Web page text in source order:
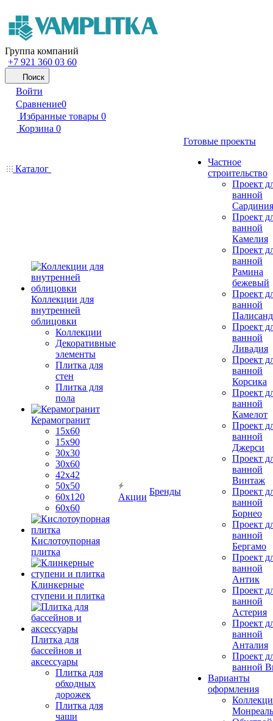
Группа компаний
+7 921 360 03 60
Поиск
Войти
Сравнение0
Избранные товары 0
Корзина 0
Каталог
Коллекции для
внутренней
облицовки
Коллекции
Декоративные
элементы
Плитка для
стен
Плитка для
пола
Керамогранит
15х60
15x90
30х30
30х60
42х42
50х50
60х120
60х60
Кислотоупорная
плитка
Клинкерные
ступени и плитка
Плитка для
бассейнов и
аксессуары
Плитка для
обходных
дорожек
Плитка для
чаши
Акции
Бренды
Готовые проекты
Частное
строительство
Проект
ванной
Сардиния
Проект
ванной
Камелия
Проект
ванной
Рамина
бежевый
Проект
ванной
Проект
ванной
Ливадия
Проект
ванной
Корсика
Проект
ванной
Камелот
Проект
ванной
Джерси
Проект
ванной
Винтаж
Проект
ванной
Борнео
Проект
ванной
Бергамо
Проект
ванной
Антик
Проект
ванной
Астерия
Проект
ванной
Анталия
Проект
ванной
Варианты
оформления
Монреаль